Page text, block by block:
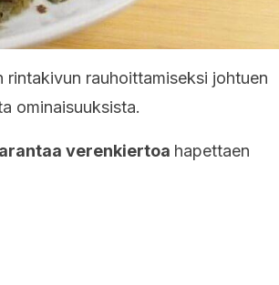
rauhoittamiseksi johtuen
ominaisuuksista.
verenkiertoa hapettaen